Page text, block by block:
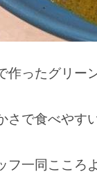
作ったグリー
さで食べやす
フ一同こころ